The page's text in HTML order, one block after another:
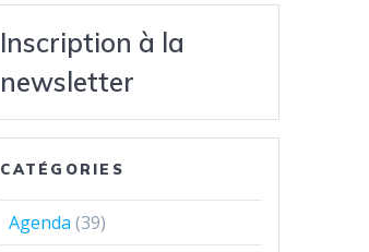
Inscription à la
newsletter
CATÉGORIES
Agenda (39)